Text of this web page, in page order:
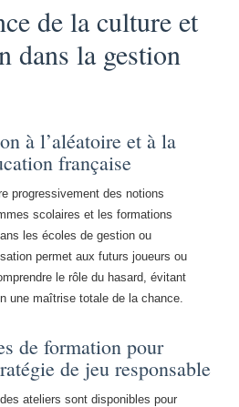
de la culture et
dans la gestion
à l’aléatoire et à la
française
progressivement des notions
scolaires et les formations
les écoles de gestion ou
permet aux futurs joueurs ou
le rôle du hasard, évitant
une maîtrise totale de la chance.
de formation pour
de jeu responsable
ateliers sont disponibles pour